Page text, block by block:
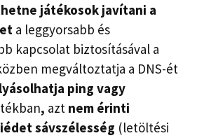
játékosok javítani a
a leggyorsabb és
kapcsolat biztosításával a
megváltoztatja a DNS-ét
ping vagy
, azt nem érinti
sávszélesség (letöltési